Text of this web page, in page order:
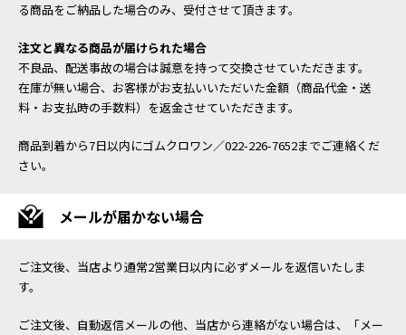
る商品をご納品した場合のみ、受付させて頂きます。
注文と異なる商品が届けられた場合
不良品、配送事故の場合は誠意を持って交換させていただきます。
在庫が無い場合、お客様がお支払いいただいた金額（商品代金・送
料・お支払時の手数料）を返金させていただきます。
商品到着から7日以内にゴムクロワン／022-226-7652までご連絡くだ
さい。
メールが届かない場合
ご注文後、当店より通常2営業日以内に必ずメールを返信いたしま
す。
ご注文後、自動返信メールの他、当店から連絡がない場合は、「メー